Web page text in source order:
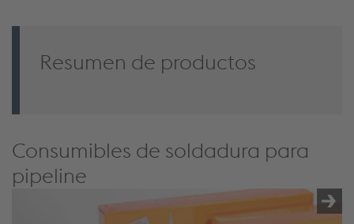
Resumen de productos
Consumibles de soldadura para
pipeline